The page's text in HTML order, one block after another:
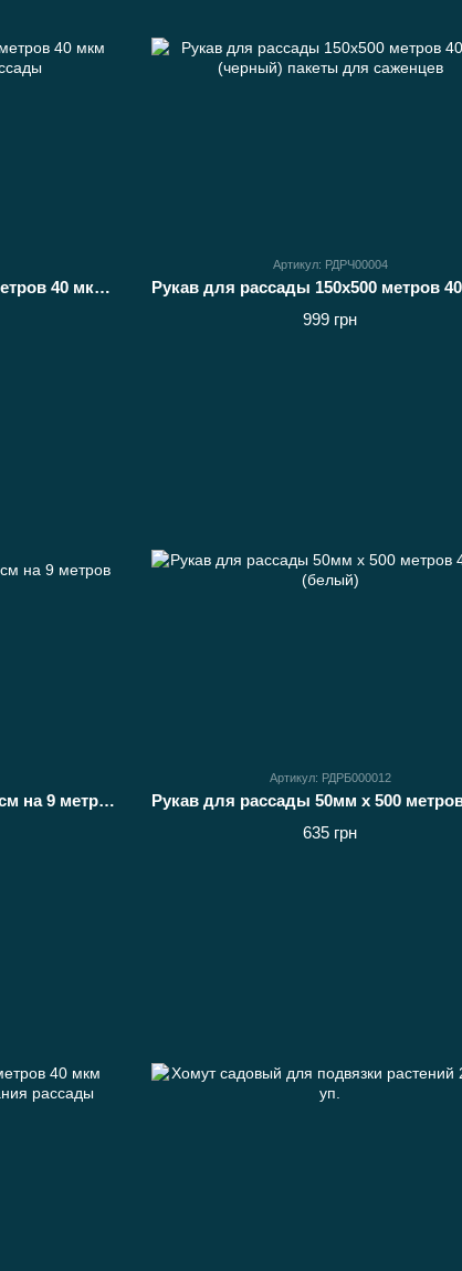
Пакет для рассады 120х500 метров 40 мкм (черный) рукав для рассады
Артикул: РДРЧ00004
999 грн
Бордюрная лента зеленая 10см на 9 метров
Артикул: РДРБ000012
635 грн